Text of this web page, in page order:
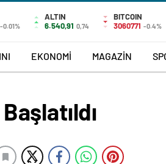
-0.01%
ALTIN
6.540,91 0,74
BITCOIN
3060771 -0.4%
EKONOMİ MAGAZİN